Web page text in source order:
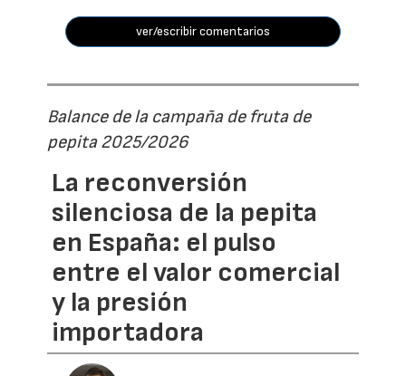
ver/escribir comentarios
Balance de la campaña de fruta de
pepita 2025/2026
La reconversión
silenciosa de la pepita
en España: el pulso
entre el valor comercial
y la presión
importadora